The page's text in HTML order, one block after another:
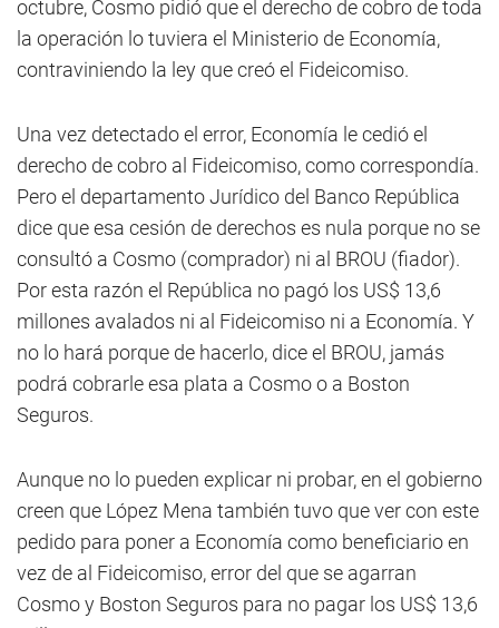
octubre, Cosmo pidió que el derecho de cobro de toda
la operación lo tuviera el Ministerio de Economía,
contraviniendo la ley que creó el Fideicomiso.
Una vez detectado el error, Economía le cedió el
derecho de cobro al Fideicomiso, como correspondía.
Pero el departamento Jurídico del Banco República
dice que esa cesión de derechos es nula porque no se
consultó a Cosmo (comprador) ni al BROU (fiador).
Por esta razón el República no pagó los US$ 13,6
millones avalados ni al Fideicomiso ni a Economía. Y
no lo hará porque de hacerlo, dice el BROU, jamás
podrá cobrarle esa plata a Cosmo o a Boston
Seguros.
Aunque no lo pueden explicar ni probar, en el gobierno
creen que López Mena también tuvo que ver con este
pedido para poner a Economía como beneficiario en
vez de al Fideicomiso, error del que se agarran
Cosmo y Boston Seguros para no pagar los US$ 13,6